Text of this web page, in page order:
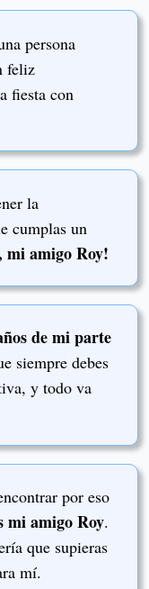
persona
feliz
fiesta con
la
cumplas un
mi amigo Roy!
de mi parte
siempre debes
y todo va
por eso
mi amigo Roy.
que supieras
mí.